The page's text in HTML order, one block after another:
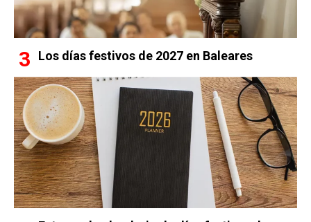
Los días festivos de 2027 en Baleares